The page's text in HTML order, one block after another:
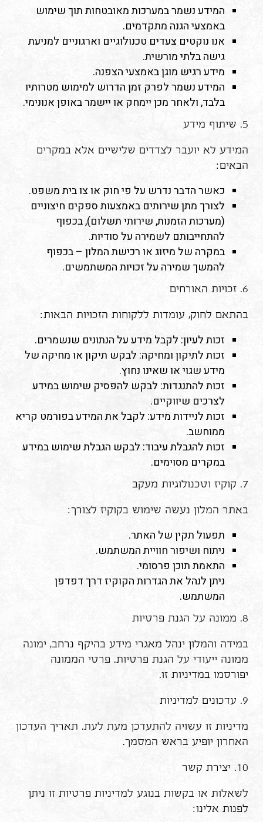
המידע נשמר במערכות מאובטחות תוך שימוש
באמצעי הגנה מתקדמים.
אנו נוקטים צעדים טכנולוגיים וארגוניים למניעת
גישה בלתי מורשית.
מידע רגיש מוגן באמצעי הצפנה.
המידע נשמר לפרק זמן הדרוש למימוש מטרותיו
בלבד, ולאחר מכן יימחק או יישמר באופן אנונימי.
5. שיתוף מידע
המידע לא יועבר לצדדים שלישיים אלא במקרים
הבאים:
כאשר הדבר נדרש על פי חוק או צו בית משפט.
לצורך מתן שירותים באמצעות ספקים חיצוניים
(מערכות הזמנות, שירותי תשלום), בכפוף
להתחייבותם לשמירה על סודיות.
במקרה של מיזוג או רכישת המלון – בכפוף
להמשך שמירה על זכויות המשתמשים.
6. זכויות האורחים
בהתאם לחוק, עומדות ללקוחות הזכויות הבאות:
זכות לעיון: לקבל מידע על הנתונים שנשמרים.
זכות לתיקון ומחיקה: לבקש תיקון או מחיקה של
מידע שגוי או שאינו נחוץ.
זכות להתנגדות: לבקש להפסיק שימוש במידע
לצרכים שיווקיים.
זכות לניידות מידע: לקבל את המידע בפורמט קריא
ממוחשב.
זכות להגבלת עיבוד: לבקש הגבלת שימוש במידע
במקרים מסוימים.
7. קוקיז וטכנולוגיות מעקב
באתר המלון נעשה שימוש בקוקיז לצורך:
תפעול תקין של האתר.
ניתוח ושיפור חוויית המשתמש.
התאמת תוכן פרסומי.
ניתן לנהל את הגדרות הקוקיז דרך דפדפן
המשתמש.
8. ממונה על הגנת פרטיות
במידה והמלון ינהל מאגרי מידע בהיקף נרחב, ימונה
ממונה ייעודי על הגנת פרטיות. פרטי הממונה
יפורסמו במדיניות זו.
9. עדכונים למדיניות
מדיניות זו עשויה להתעדכן מעת לעת. תאריך העדכון
האחרון יופיע בראש המסמך.
10. יצירת קשר
לשאלות או בקשות בנוגע למדיניות פרטיות זו ניתן
לפנות אלינו: